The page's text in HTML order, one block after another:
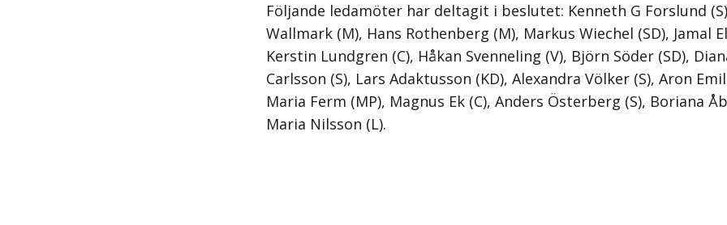
Följande ledamöter har deltagit i beslutet: Kenneth G Forslund
Wallmark (M), Hans Rothenberg (M), Markus Wiechel (SD), Jamal
Kerstin Lundgren (C), Håkan Svenneling (V), Björn Söder (SD),
Carlsson (S), Lars Adaktusson (KD), Alexandra Völker (S), Aron
Maria Ferm (MP), Magnus Ek (C), Anders Österberg (S), Boriana
Maria Nilsson (L).